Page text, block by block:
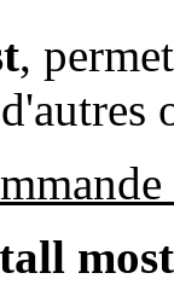
,
most